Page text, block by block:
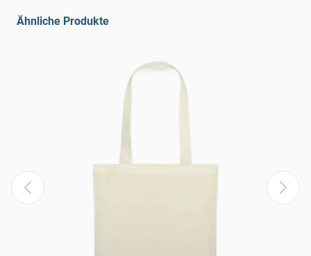
Ähnliche Produkte